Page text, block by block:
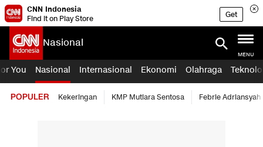
CNN Indonesia
Find it on Play Store
Get
Nasional
MENU
You Nasional Internasional Ekonomi Olahraga
POPULER Kekeringan KMP Mutiara Sentosa Febrie Adriansyah